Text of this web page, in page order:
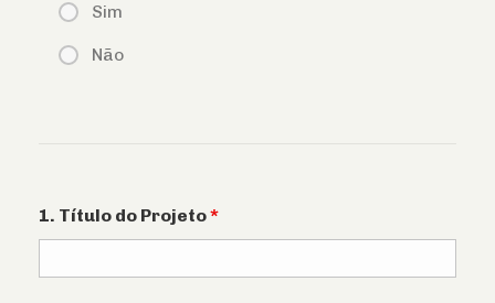
Sim
Não
1. Título do Projeto*